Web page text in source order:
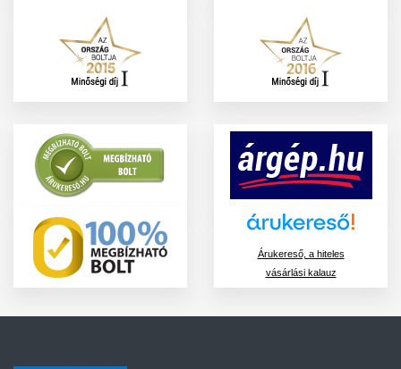
Árukereső, a hiteles
vásárlási kalauz